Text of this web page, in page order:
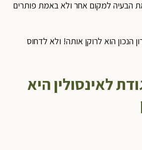
למקום אחר ולא באמת פותרים
הוא לרוקן אותה! ולא לדחוס
לאינסולין היא